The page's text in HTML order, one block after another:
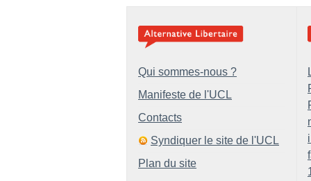
Qui sommes-nous ?
Manifeste de l'UCL
Contacts
Syndiquer le site de l'UCL
Plan du site